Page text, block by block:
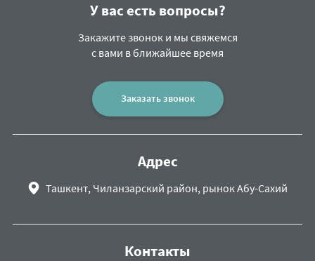
У вас есть вопросы?
Закажите звонок и мы свяжемся
с вами в ближайшее время
Заказать звонок
Адрес
Ташкент, Чиланзарский район, рынок Абу-Сахий
Контакты